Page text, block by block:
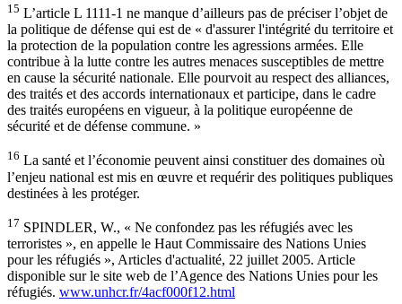
15 L’article L 1111-1 ne manque d’ailleurs pas de préciser l’objet de
la politique de défense qui est de « d'assurer l'intégrité du territoire et
la protection de la population contre les agressions armées. Elle
contribue à la lutte contre les autres menaces susceptibles de mettre
en cause la sécurité nationale. Elle pourvoit au respect des alliances,
des traités et des accords internationaux et participe, dans le cadre
des traités européens en vigueur, à la politique européenne de
sécurité et de défense commune. »
16 La santé et l’économie peuvent ainsi constituer des domaines où
l’enjeu national est mis en œuvre et requérir des politiques publiques
destinées à les protéger.
17 SPINDLER, W., « Ne confondez pas les réfugiés avec les
terroristes », en appelle le Haut Commissaire des Nations Unies
pour les réfugiés », Articles d'actualité, 22 juillet 2005. Article
disponible sur le site web de l’Agence des Nations Unies pour les
réfugiés. www.unhcr.fr/4acf000f12.html